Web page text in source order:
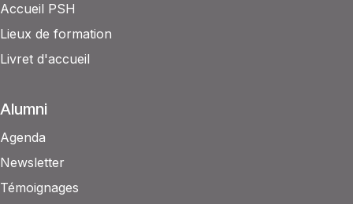
Accueil PSH
Lieux de formation
Livret d'accueil
Alumni
Agenda
Newsletter
Témoignages